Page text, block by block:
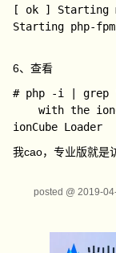
[ ok ] Starting
Starting php-
6、查看
# php -i | grep
with the
我cao，专业版就是
posted @ 2019-